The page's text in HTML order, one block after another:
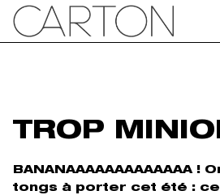
TROP
BANANAAAAAAAAAAAAA !
tongs à porter cet été :